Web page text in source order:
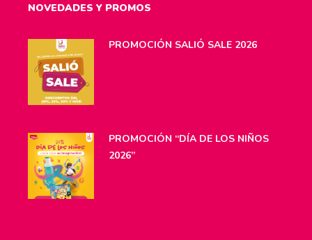
NOVEDADES Y PROMOS
PROMOCIÓN SALIÓ SALE 2026
PROMOCIÓN “DÍA DE LOS NIÑOS
2026”